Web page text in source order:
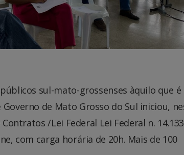
sul-mato-grossenses àquilo que é
de Mato Grosso do Sul iniciou,
/Lei Federal Lei Federal n.
com carga horária de 20h. Mais de 100